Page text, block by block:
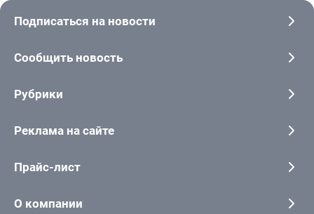
Подписаться на новости
Сообщить новость
Рубрики
Реклама на сайте
Прайс-лист
О компании